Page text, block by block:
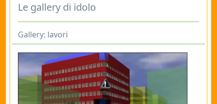
Le gallery di idolo
Gallery: lavori